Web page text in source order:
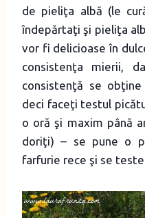
de pieliţa albă (le
îndepărtaţi şi pieliţa
vor fi delicioase în
consistenţa mierii,
consistenţă se
deci faceţi testul
o oră şi maxim până
doriţi) – se pune o
farfurie rece şi se